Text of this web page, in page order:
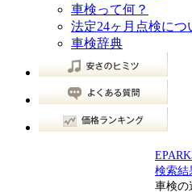
車検って何？
法定24ヶ月点検につ
車検辞典
検索結
車検の